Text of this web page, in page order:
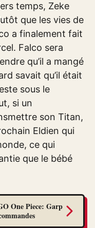
temps, Zeke
que les vies de
a finalement fait
Falco sera
qu’il a mangé
savait qu’il était
sous le
si un
son Titan,
Eldien qui
ce qui
que le bébé
One Piece: Garp